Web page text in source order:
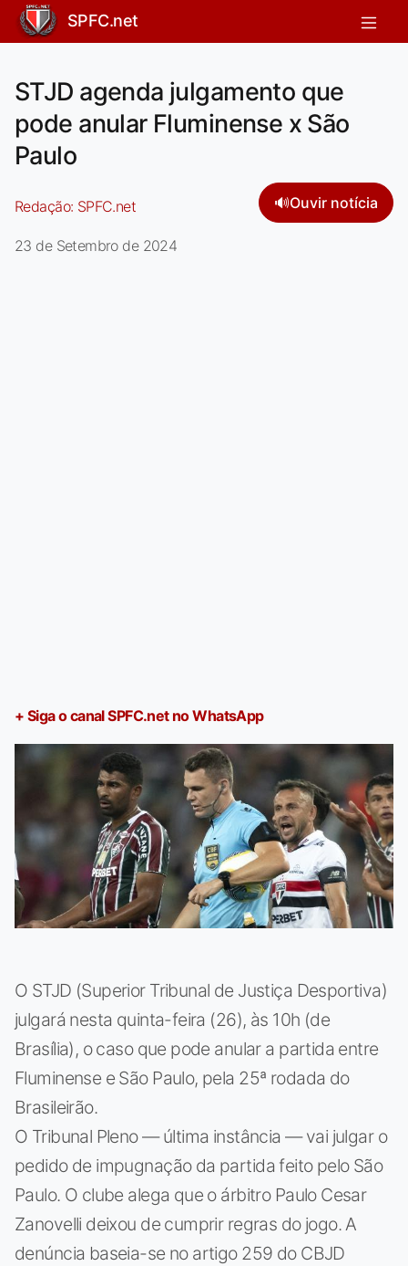
SPFC.net
STJD agenda julgamento que
pode anular Fluminense x São
Paulo
Redação: SPFC.net 🔊Ouvir notícia
23 de Setembro de 2024
+ Siga o canal SPFC.net no WhatsApp
O STJD (Superior Tribunal de Justiça Desportiva)
julgará nesta quinta-feira (26), às 10h (de
Brasília), o caso que pode anular a partida entre
Fluminense e São Paulo, pela 25ª rodada do
Brasileirão.
O Tribunal Pleno — última instância — vai julgar o
pedido de impugnação da partida feito pelo São
Paulo. O clube alega que o árbitro Paulo Cesar
Zanovelli deixou de cumprir regras do jogo. A
denúncia baseia-se no artigo 259 do CBJD